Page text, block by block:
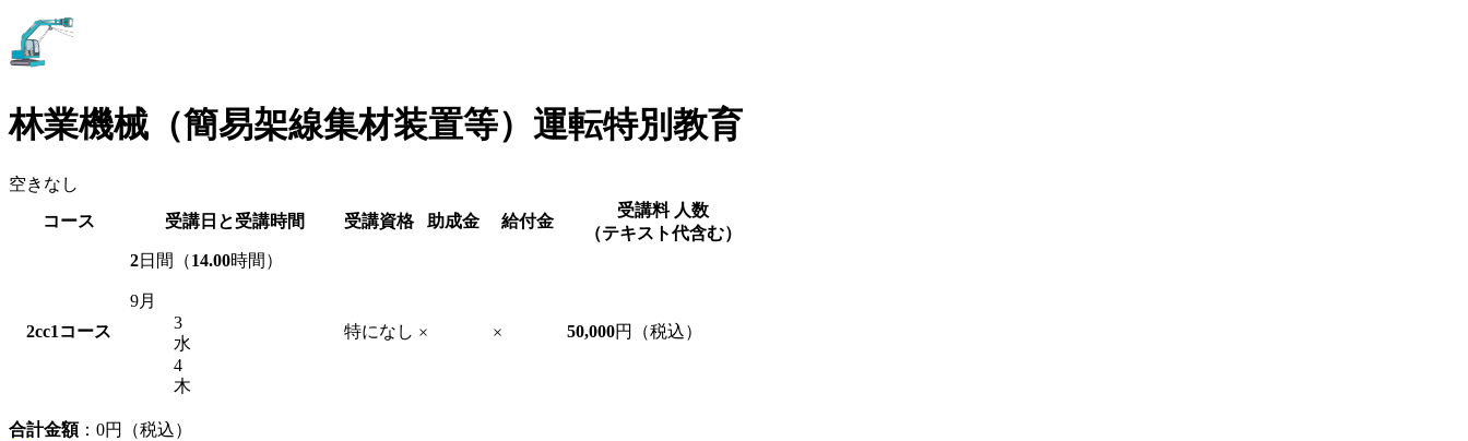
林業機械（簡易架線集材装置等）運転特別教育
空きなし
コース
受講日と受講時間 受講資格 助成金 給付金
受講料 人数
（テキスト代含む）
2cc1 コース
2日間（14.00時間）
9月
3
水
4
木
特になし × × 50,000円（税込）
合計金額： 0円（税込）